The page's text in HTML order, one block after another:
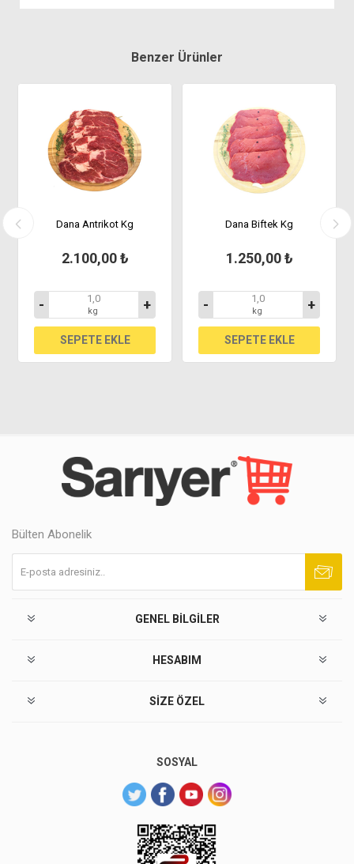
Benzer Ürünler
Dana Antrikot Kg
2.100,00 ₺
- kg +
Dana Biftek Kg
1.250,00 ₺
- kg +
Bülten Abonelik
GENEL BILGILER
HESABIM
SIZE ÖZEL
SOSYAL